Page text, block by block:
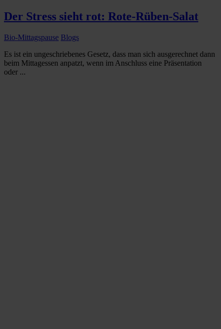
Der Stress sieht rot: Rote-Rüben-Salat
Bio-Mittagspause Blogs
Es ist ein ungeschriebenes Gesetz, dass man sich ausgerechnet dann
beim Mittagessen anpatzt, wenn im Anschluss eine Präsentation
oder ...